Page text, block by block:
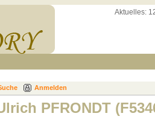
Aktuelles:
Anmelden
PFRONDT